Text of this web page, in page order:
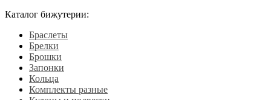
Каталог бижутерии:
Браслеты
Брелки
Брошки
Запонки
Кольца
Комплекты разные